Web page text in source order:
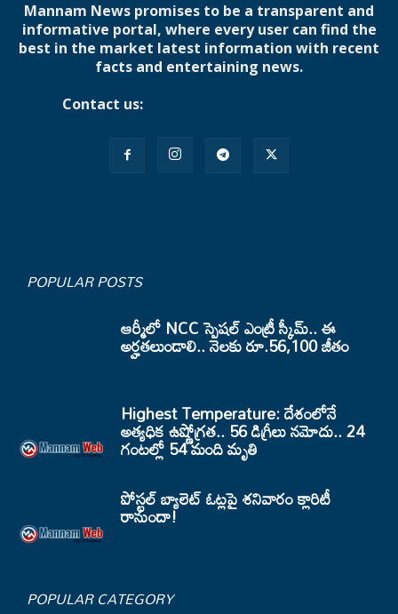
Mannam News promises to be a transparent and
informative portal, where every user can find the
best in the market latest information with recent
facts and entertaining news.
Contact us:
POPULAR POSTS
ఆర్మీలో NCC స్పెషల్ ఎంట్రీ స్కీమ్.. ఈ
అర్హతలుండాలి.. నెలకు రూ.56,100 జీతం
Highest Temperature: దేశంలోనే
అత్యధిక ఉష్ణోగ్రత.. 56 డిగ్రీలు నమోదు.. 24
గంటల్లో 54 మంది మృతి
పోస్టల్ బ్యాలెట్ ఓట్లపై శనివారం క్లారిటీ
రానుందా!
POPULAR CATEGORY